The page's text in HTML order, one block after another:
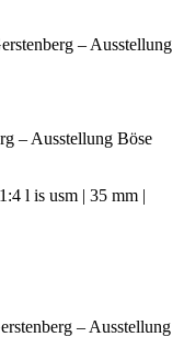
– Ausstellung Böse
l is usm | 35 mm |